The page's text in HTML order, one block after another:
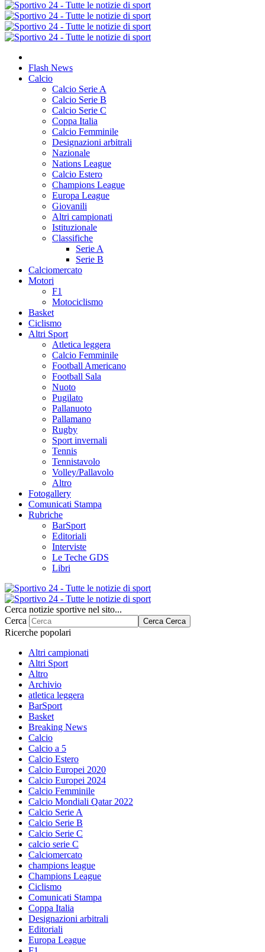
Flash News
Calcio
Calcio Serie A
Calcio Serie B
Calcio Serie C
Coppa Italia
Calcio Femminile
Designazioni arbitrali
Nazionale
Nations League
Calcio Estero
Champions League
Europa League
Giovanili
Altri campionati
Istituzionale
Classifiche
Serie A
Serie B
Calciomercato
Motori
F1
Motociclismo
Basket
Ciclismo
Altri Sport
Atletica leggera
Calcio Femminile
Football Americano
Football Sala
Nuoto
Pugilato
Pallanuoto
Pallamano
Rugby
Sport invernali
Tennis
Tennistavolo
Volley/Pallavolo
Altro
Fotogallery
Comunicati Stampa
Rubriche
BarSport
Editoriali
Interviste
Le Teche GDS
Libri
Cerca notizie sportive nel sito...
Cerca
Cerca Cerca
Ricerche popolari
Altri campionati
Altri Sport
Altro
Archivio
atletica leggera
BarSport
Basket
Breaking News
Calcio
Calcio a 5
Calcio Estero
Calcio Europei 2020
Calcio Europei 2024
Calcio Femminile
Calcio Mondiali Qatar 2022
Calcio Serie A
Calcio Serie B
Calcio Serie C
calcio serie C
Calciomercato
champions league
Champions League
Ciclismo
Comunicati Stampa
Coppa Italia
Designazioni arbitrali
Editoriali
Europa League